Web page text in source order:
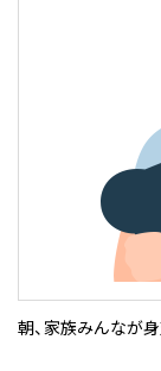
朝、家族みんなが